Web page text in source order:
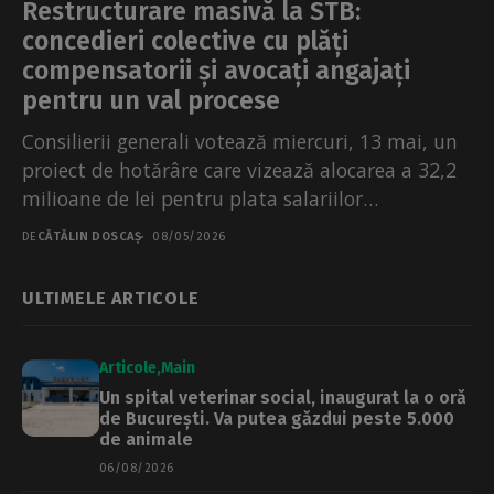
Restructurare masivă la STB:
concedieri colective cu plăți
compensatorii și avocați angajați
pentru un val procese
Consilierii generali votează miercuri, 13 mai, un
proiect de hotărâre care vizează alocarea a 32,2
milioane de lei pentru plata salariilor
compensatorii destinate...
DE CĂTĂLIN DOSCAȘ 08/05/2026
ULTIMELE ARTICOLE
Articole Main
Un spital veterinar social, inaugurat la o oră
de București. Va putea găzdui peste 5.000
de animale
06/08/2026